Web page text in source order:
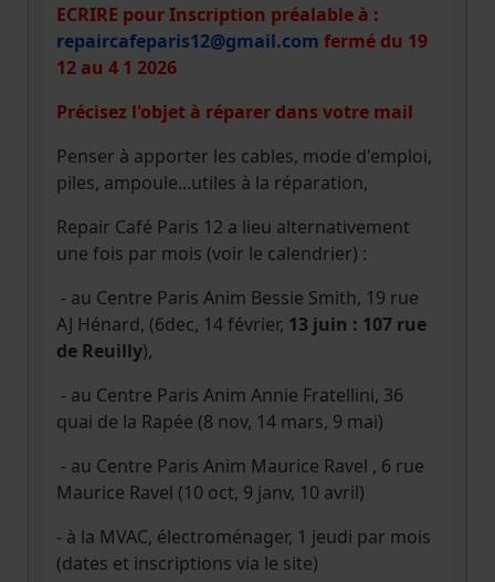
ECRIRE pourInscription préalable à :
repaircafeparis12@gmail.com fermé du 19
12 au 4 1 2026
Précisez l'objet à réparer dans votre mail
Penser à apporter les cables, mode d'emploi,
piles, ampoule...utiles à la réparation,
Repair Café Paris 12 a lieu alternativement
une fois par mois (voir le calendrier) :
- au Centre Paris Anim Bessie Smith, 19 rue
AJ Hénard, (6dec, 14 février, 13 juin : 107 rue
de Reuilly),
- au Centre Paris Anim Annie Fratellini, 36
quai de la Rapée (8 nov, 14 mars, 9 mai)
- au Centre Paris Anim Maurice Ravel , 6 rue
Maurice Ravel (10 oct, 9 janv, 10 avril)
- à la MVAC, électroménager, 1 jeudi par mois
(dates et inscriptions via le site)